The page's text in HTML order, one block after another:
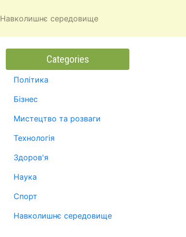
Навколишнє середовище
Categories
Політика
Бізнес
Мистецтво та розваги
Технологія
Здоров'я
Наука
Спорт
Навколишнє середовище